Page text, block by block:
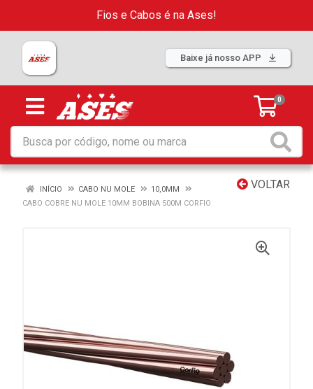
Fios e Cabos é na Ases!
Baixe já nosso APP
0
VOLTAR
INÍCIO CABO NU MOLE
10,0MM
CABO COBRE NU MOLE 10MM BOBINA 500M CORFIO